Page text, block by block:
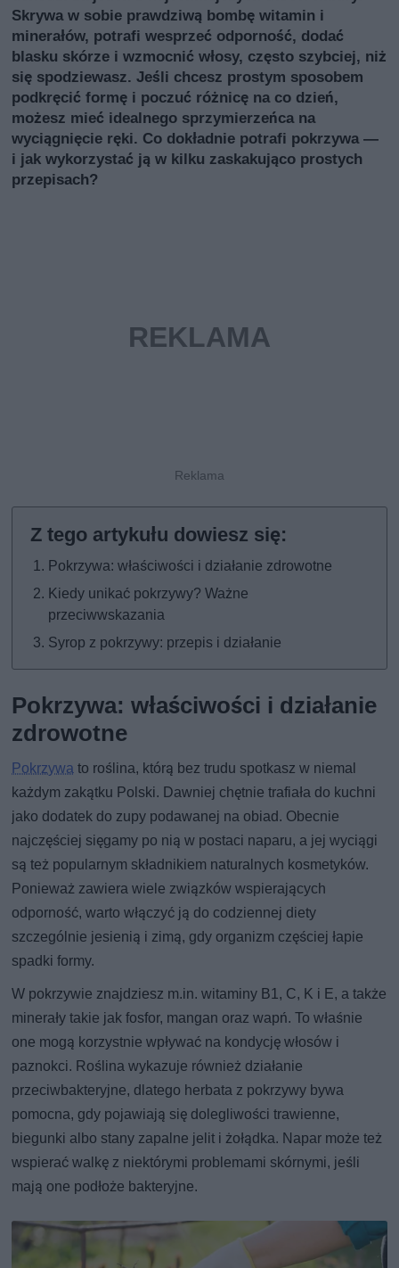
Skrywa w sobie prawdziwą bombę witamin i
minerałów, potrafi wesprzeć odporność, dodać
blasku skórze i wzmocnić włosy, często szybciej, niż
się spodziewasz. Jeśli chcesz prostym sposobem
podkręcić formę i poczuć różnicę na co dzień,
możesz mieć idealnego sprzymierzeńca na
wyciągnięcie ręki. Co dokładnie potrafi pokrzywa —
i jak wykorzystać ją w kilku zaskakująco prostych
przepisach?
Pokrzywa: właściwości i działanie zdrowotne
Kiedy unikać pokrzywy? Ważne
przeciwwskazania
Syrop z pokrzywy: przepis i działanie
Pokrzywa: właściwości i działanie
zdrowotne
Pokrzywa to roślina, którą bez trudu spotkasz w niemal
każdym zakątku Polski. Dawniej chętnie trafiała do kuchni
jako dodatek do zupy podawanej na obiad. Obecnie
najczęściej sięgamy po nią w postaci naparu, a jej wyciągi
są też popularnym składnikiem naturalnych kosmetyków.
Ponieważ zawiera wiele związków wspierających
odporność, warto włączyć ją do codziennej diety
szczególnie jesienią i zimą, gdy organizm częściej łapie
spadki formy.
W pokrzywie znajdziesz m.in. witaminy B1, C, K i E, a także
minerały takie jak fosfor, mangan oraz wapń. To właśnie
one mogą korzystnie wpływać na kondycję włosów i
paznokci. Roślina wykazuje również działanie
przeciwbakteryjne, dlatego herbata z pokrzywy bywa
pomocna, gdy pojawiają się dolegliwości trawienne,
biegunki albo stany zapalne jelit i żołądka. Napar może też
wspierać walkę z niektórymi problemami skórnymi, jeśli
mają one podłoże bakteryjne.